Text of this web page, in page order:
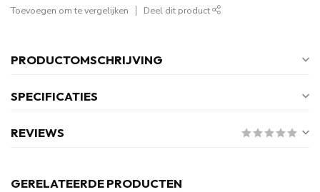
Toevoegen om te vergelijken Deel dit product
PRODUCTOMSCHRIJVING
SPECIFICATIES
REVIEWS
GERELATEERDE PRODUCTEN